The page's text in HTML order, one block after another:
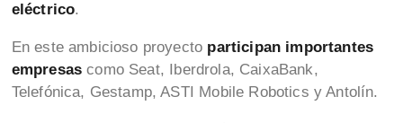
eléctrico.
En este ambicioso proyecto participan importantes
empresas como Seat, Iberdrola, CaixaBank,
Telefónica, Gestamp, ASTI Mobile Robotics y Antolín.